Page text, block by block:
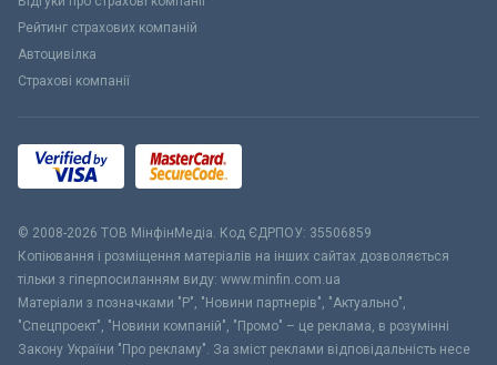
Рейтинг страхових компаній
Автоцивілка
Страхові компанії
© 2008-2026 ТОВ МiнфiнМедiа. Код ЄДРПОУ: 35506859
Копіювання і розміщення матеріалів на інших сайтах дозволяється
тільки з гіперпосиланням виду: www.minfin.com.ua
Матеріали з позначками "Р", "Новини партнерів", "Актуально",
"Спецпроект", "Новини компаній", "Промо" – це реклама, в розумінні
Закону України "Про рекламу". За зміст реклами відповідальність несе